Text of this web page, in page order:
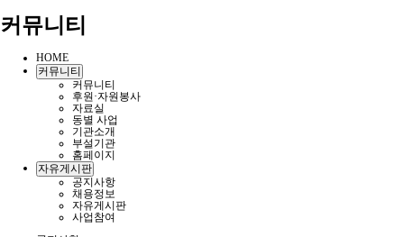
커뮤니티
HOME
커뮤니티
커뮤니티
후원·자원봉사
자료실
동별 사업
기관소개
부설기관
홈페이지
자유게시판
공지사항
채용정보
자유게시판
사업참여